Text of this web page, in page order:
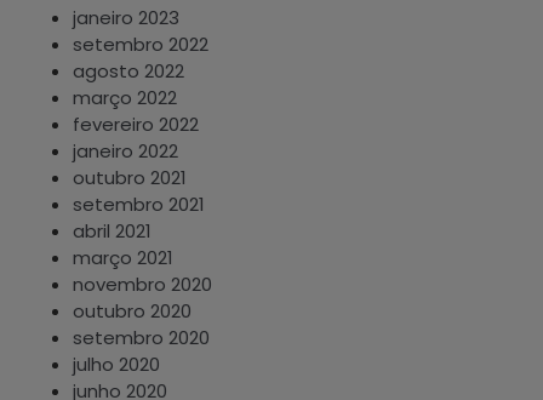
janeiro 2023
setembro 2022
agosto 2022
março 2022
fevereiro 2022
janeiro 2022
outubro 2021
setembro 2021
abril 2021
março 2021
novembro 2020
outubro 2020
setembro 2020
julho 2020
junho 2020